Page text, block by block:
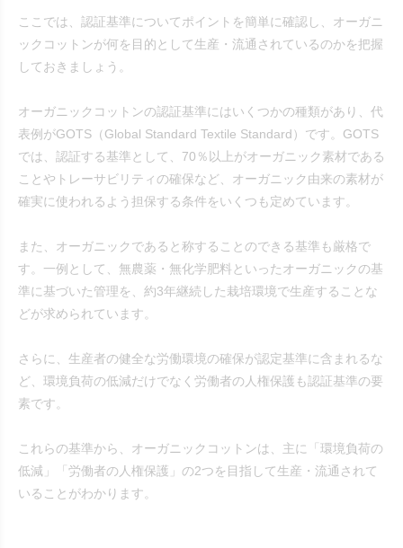
ここでは、認証基準についてポイントを簡単に確認し、オーガニ
ックコットンが何を目的として生産・流通されているのかを把握
しておきましょう。
オーガニックコットンの認証基準にはいくつかの種類があり、代
表例がGOTS（Global Standard Textile Standard）です。GOTS
では、認証する基準として、70％以上がオーガニック素材である
ことやトレーサビリティの確保など、オーガニック由来の素材が
確実に使われるよう担保する条件をいくつも定めています。
また、オーガニックであると称することのできる基準も厳格で
す。一例として、無農薬・無化学肥料といったオーガニックの基
準に基づいた管理を、約3年継続した栽培環境で生産することな
どが求められています。
さらに、生産者の健全な労働環境の確保が認定基準に含まれるな
ど、環境負荷の低減だけでなく労働者の人権保護も認証基準の要
素です。
これらの基準から、オーガニックコットンは、主に「環境負荷の
低減」「労働者の人権保護」の2つを目指して生産・流通されて
いることがわかります。